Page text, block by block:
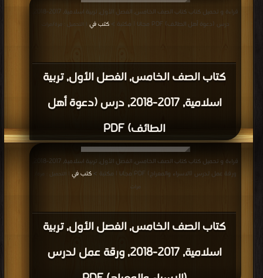
كتاب الصف الخامس, الفصل الأول, تربية
اسلامية, 2017-2018, درس (دعوة أهل
الطائف) PDF
درس (دعوة أهل الطائف) PDF مجانا | مكتبة >
كتب في | التحميل : مرة/مرات
كتاب الصف الخامس, الفصل الأول, تربية
اسلامية, 2017-2018, ورقة عمل لدرس
ورقة عمل لدرس (الاسراء والمعراج) PDF مجانا | مكتبة >
كتب في
| التحميل : مرة/
مرات